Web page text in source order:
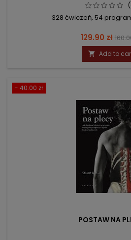
328 ćwiczeń, 54
Price
129.90 zł
price
 Add to
- 40.00 zł
POSTAW NA